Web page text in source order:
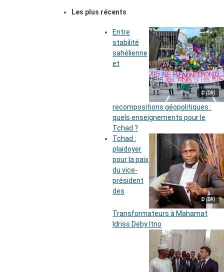
Les plus récents
© (DR)
Entre
stabilité
sahélienne
et
recompositions géopolitiques :
quels enseignements pour le
Tchad ?
© (DR)
Tchad :
plaidoyer
pour la paix
du vice-
président
des
Transformateurs à Mahamat
Idriss Deby Itno